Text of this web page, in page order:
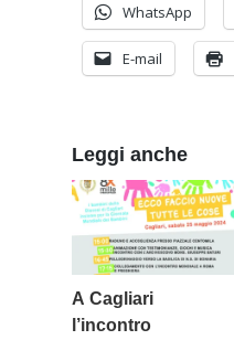
WhatsApp
E-mail
Leggi anche
A Cagliari
l’incontro